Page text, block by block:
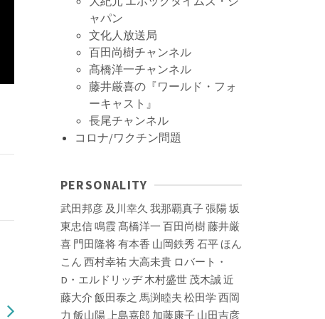
ャパン
文化人放送局
百田尚樹チャンネル
髙橋洋一チャンネル
藤井厳喜の『ワールド・フォ
ーキャスト』
長尾チャンネル
コロナ/ワクチン問題
PERSONALITY
武田邦彦 及川幸久 我那覇真子張陽坂
東忠信鳴霞 髙橋洋一 百田尚樹藤井厳
喜 門田隆将有本香 山岡鉄秀 石平 ほん
こん 西村幸祐 大高未貴 ロバート・
D・エルドリッヂ木村盛世 茂木誠近
藤大介 飯田泰之 馬渕睦夫 松田学 西岡
力 飯山陽上島嘉郎 加藤康子 山田吉彦